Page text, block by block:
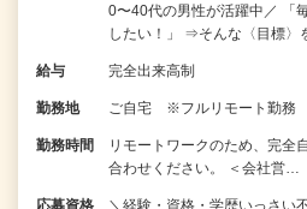
0〜40代の男性が活躍中／ 「
したい！」 ⇒そんな〈目標〉
給与 完全出来高制
勤務地 ご自宅 ※フルリモート勤務
勤務時間
リモートワークのため、完全
合わせください。 ＜会社営…
応募資格 ＼経験・資格・学歴いっさい